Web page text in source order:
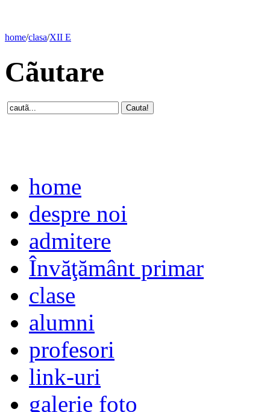
home/clasa/XII E
Cãutare
home
despre noi
admitere
Învăţământ primar
clase
alumni
profesori
link-uri
galerie foto